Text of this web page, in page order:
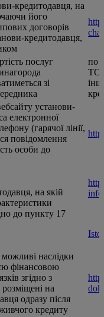
кредитодавця, на
його
договорів
кредитодавця,
послуг
зі
по
ТОВ
установи-
електронної
(гарячої лінії,
повідомлення
особи до
на якій
до пункту 17
наслідки
фінансовою
згідно з
на
одразу після
кредиту